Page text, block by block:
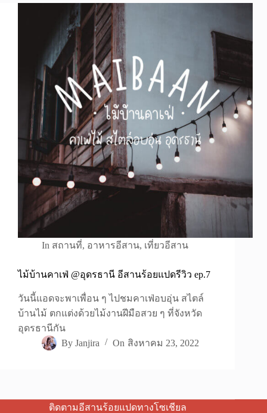
In สถานที่, อาหารอีสาน, เที่ยวอีสาน
ไม้บ้านคาเฟ่ @อุดรธานี อีสานร้อยแปดรีวิว ep.7
วันนี้แอดจะพาเพื่อน ๆ ไปชมคาเฟ่อบอุ่น สไตล์
บ้านไม้ ตกแต่งด้วยไม้งานฝีมือสวย ๆ ที่จังหวัด
อุดรธานีกัน
By Janjira On สิงหาคม 23, 2022
ติดตามอีสานร้อยแปดทางโซเชียล